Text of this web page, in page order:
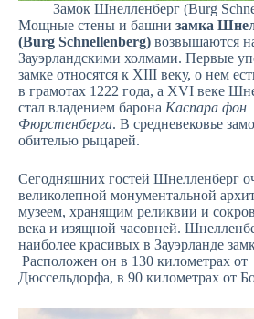
Замок Шнелленберг (Burg
Мощные стены и башни замка
(Burg Schnellenberg) возвышаются
Зауэрландскими холмами. Первые
замке относятся к XIII веку, о нем
в грамотах 1222 года, а XVI веке
стал владением барона Каспара фон
Фюрстенберга. В средневековье
обителью рыцарей.
Сегодняшних гостей Шнелленберг
великолепной монументальной
музеем, хранящим реликвии и
века и изящной часовней.
наиболее красивых в Зауэрланде
Расположен он в 130 километрах от
Дюссельдорфа, в 90 километрах от